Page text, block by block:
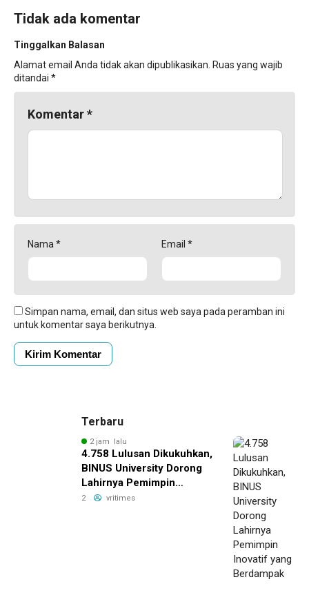
Tidak ada komentar
Tinggalkan Balasan
Alamat email Anda tidak akan dipublikasikan. Ruas yang wajib
ditandai *
Komentar*
Nama * Email *
Simpan nama, email, dan situs web saya pada peramban ini
untuk komentar saya berikutnya.
Terbaru
2 jam lalu
4.758 Lulusan Dikukuhkan,
BINUS University Dorong
Lahirnya Pemimpin
Inovatif yang Berdampak
2 vritimes